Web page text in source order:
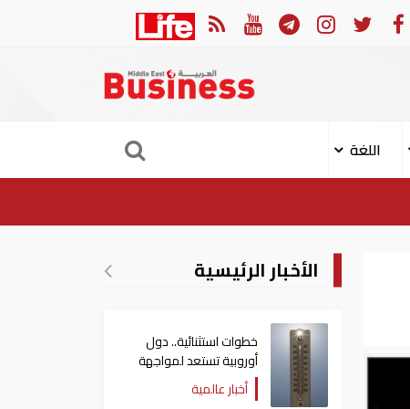
السعودية تعلن إصابة 11 مدنيا في هجوم حوثي على نجران
اللغة
الأخبار الرئيسية
خطوات استثنائية.. دول
أوروبية تستعد لمواجهة
موجة حر غير مسبوقة
أخبار عالمية